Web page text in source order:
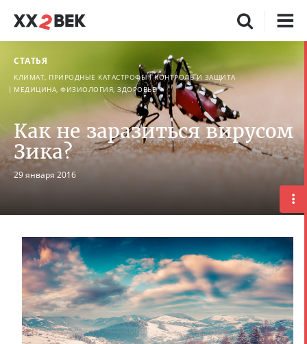
СТАТЬЯ
КЛИМАТ, ПРИРОДНЫЕ КАТАСТРОФЫ
КОНТРОЛЬ И ЗАЩИТА
МЕДИЦИНА, ФИЗИОЛОГИЯ, ЗДОРОВЬЕ
Как не заразиться вирусом
Зика?
29 января 2016